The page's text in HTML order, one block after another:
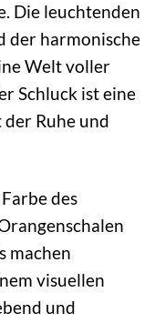
Die leuchtenden
der harmonische
Welt voller
Schluck ist eine
der Ruhe und
des
machen
visuellen
und